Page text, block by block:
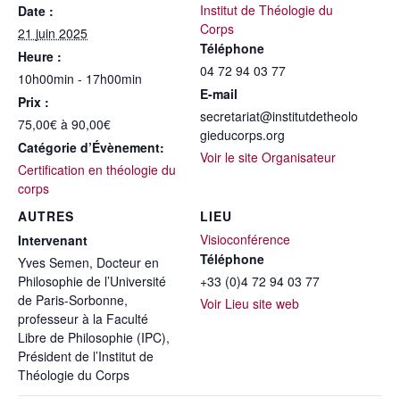
Date :
21 juin 2025
Heure :
10h00min - 17h00min
Prix :
75,00€ à 90,00€
Catégorie d’Évènement:
Certification en théologie du
corps
LIEU
Visioconférence
Téléphone
+33 (0)4 72 94 03 77
Voir Lieu site web
Institut de Théologie du
Corps
Téléphone
04 72 94 03 77
E-mail
secretariat@institutdetheolo
gieducorps.org
Voir le site Organisateur
AUTRES
Intervenant
Yves Semen, Docteur en
Philosophie de l’Université
de Paris-Sorbonne,
professeur à la Faculté
Libre de Philosophie (IPC),
Président de l’Institut de
Théologie du Corps